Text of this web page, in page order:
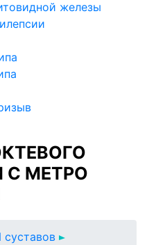
железы
С МЕТРО